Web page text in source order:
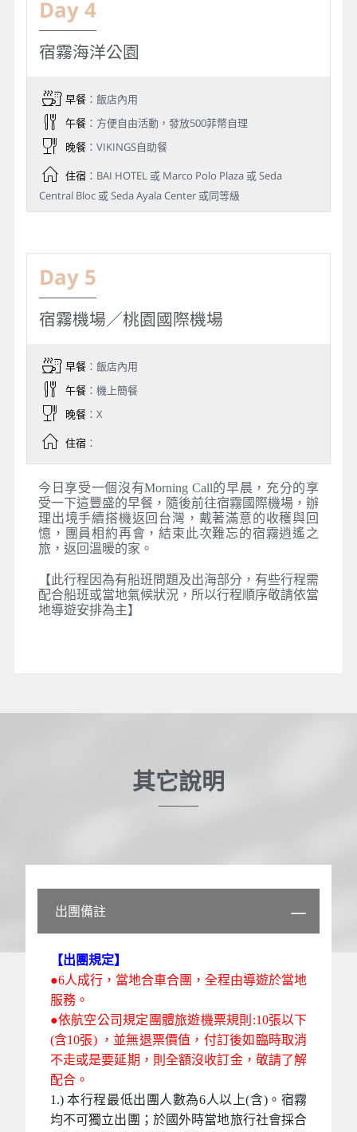
Day 4
宿霧海洋公園
早餐：飯店內用
午餐：方便自由活動，發放500菲幣自理
晚餐：VIKINGS自助餐
住宿：BAI HOTEL 或 Marco Polo Plaza 或 Seda
Central Bloc 或 Seda Ayala Center 或同等級
Day 5
宿霧機場／桃園國際機場
早餐：飯店內用
午餐：機上簡餐
晚餐：X
住宿：
今日享受一個沒有Morning Call的早晨，充分的享
受一下這豐盛的早餐，隨後前往宿霧國際機場，辦
理出境手續搭機返回台灣，戴著滿意的收穫與回
憶，團員相約再會，結束此次難忘的宿霧逍遙之
旅，返回溫暖的家。
【此行程因為有船班問題及出海部分，有些行程需
配合船班或當地氣候狀況，所以行程順序敬請依當
地導遊安排為主】
其它說明
出團備註
【出團規定】
●6人成行，當地合車合團，全程由導遊於當地
服務。
●依航空公司規定團體旅遊機票規則:10張以下
(含10張) ，並無退票價值，付訂後如臨時取消
不走或是要延期，則全額沒收訂金，敬請了解
配合。
1.) 本行程最低出團人數為6人以上(含)。宿霧
均不可獨立出團；於國外時當地旅行社會採合